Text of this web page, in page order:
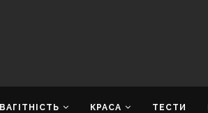
ВАГІТНІСТЬ КРАСА ТЕСТИ